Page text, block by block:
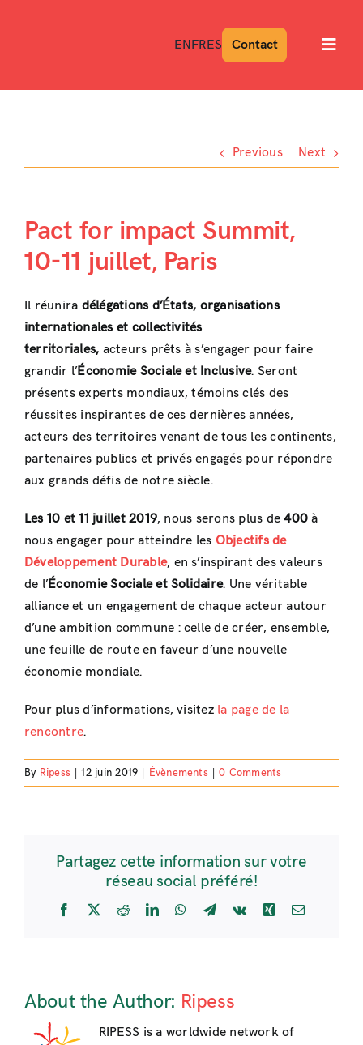
ENFRES Contact
Previous Next
Pact for impact Summit,
10-11 juillet, Paris
Il réunira délégations d’États, organisations
internationales et collectivités
territoriales, acteurs prêts à s’engager pour faire
grandir l’Économie Sociale et Inclusive. Seront
présents experts mondiaux, témoins clés des
réussites inspirantes de ces dernières années,
acteurs des territoires venant de tous les continents,
partenaires publics et privés engagés pour répondre
aux grands défis de notre siècle.
Les 10 et 11 juillet 2019, nous serons plus de400 à
nous engager pour atteindre les Objectifs de
Développement Durable, en s’inspirant des valeurs
de l’Économie Sociale et Solidaire. Une véritable
alliance et un engagement de chaque acteur autour
d’une ambition commune : celle de créer, ensemble,
une feuille de route en faveur d’une nouvelle
économie mondiale.
Pour plus d’informations, visitez la page de la
rencontre.
By Ripess 12 juin 2019 Évènements 0 Comments
Partagez cette information sur votre
réseau social préféré!
Facebook
X RedditLinkedInWhatsApp
Telegram
Vk Xing Email
About the Author: Ripess
RIPESS is a worldwide network of